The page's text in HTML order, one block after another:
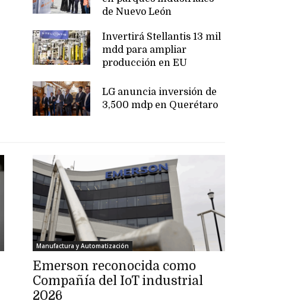
de Nuevo León
Invertirá Stellantis 13 mil
mdd para ampliar
producción en EU
LG anuncia inversión de
3,500 mdp en Querétaro
Manufactura y Automatización
Emerson reconocida como
Compañía del IoT industrial
2026